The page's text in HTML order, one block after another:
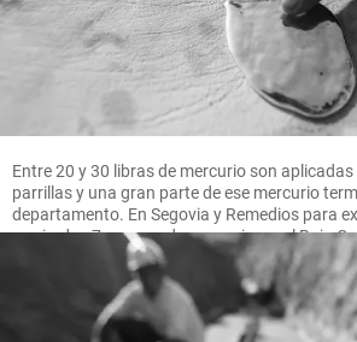
Entre 20 y 30 libras de mercurio son
parrillas y una gran parte de ese mercurio
departamento. En Segovia y Remedios para
se pierden 7 gramos de mercurio, en el Bajo
FOTO MANUEL SALDARRIAGA